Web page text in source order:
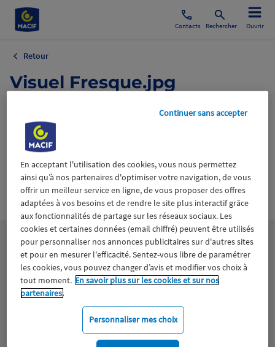
Contacts Rechercher Ouvrir
Retour
Visuel Fresque.jpg
Certifié avecWiztrust
trusted
sources
En acceptant l'utilisation des cookies, vous nous permettez
ainsi qu’à nos partenaires d'optimiser votre navigation, de vous
offrir un meilleur service en ligne, de vous proposer des offres
adaptées à vos besoins et de rendre le site plus interactif grâce
aux fonctionnalités de partage sur les réseaux sociaux. Les
cookies et certaines données (email chiffré) peuvent être utilisés
pour personnaliser nos annonces publicitaires sur d'autres sites
et pour en mesurer l'efficacité. Sentez-vous libre de paramétrer
les cookies, vous pouvez changer d’avis et modifier vos choix à
tout moment. En savoir plus sur les cookies et sur nos
partenaires.
Personnaliser mes choix
Continuer sans accepter